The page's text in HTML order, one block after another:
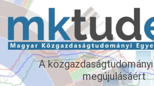
A
megújulásáért